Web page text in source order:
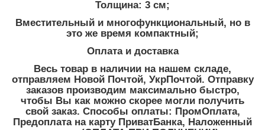
Толщина: 3 см;
Вместительный и многофункциональный, но в
это же время компактный;
Оплата и доставка
Весь товар в наличии на нашем складе,
отправляем Новой Почтой, УкрПочтой. Отправку
заказов производим максимально быстро,
чтобы Вы как можно скорее могли получить
свой заказ. Способы оплаты: ПромОплата,
Предоплата на карту ПриватБанка, Наложенный